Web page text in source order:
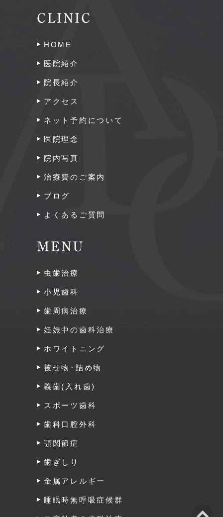
CLINIC
HOME
医院紹介
院長紹介
アクセス
ネット予約について
医院理念
院内写真
治療費のご案内
ブログ
よくあるご質問
MENU
虫歯治療
小児歯科
歯周病治療
妊娠中の歯科治療
ホワイトニング
被せ物･詰め物
義歯(入れ歯)
スポーツ歯科
歯科口腔外科
顎関節症
歯ぎしり
金属アレルギー
睡眠時無呼吸症候群